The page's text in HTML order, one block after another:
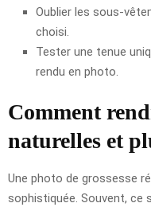
Oublier les sous-
choisi.
Tester une tenue
rendu en photo.
Comment
naturelles et
Une photo de grossesse
sophistiquée. Souvent, ce